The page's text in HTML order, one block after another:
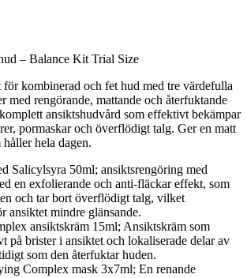
– Balance Kit Trial Size
kombinerad och fet hud med tre värdefulla
med rengörande, mattande och återfuktande
ansiktshudvård som effektivt bekämpar
pormaskar och överflödigt talg. Ger en matt
hela dagen.
Salicylsyra 50ml; ansiktsrengöring med
en exfolierande och anti-fläckar effekt, som
och tar bort överflödigt talg, vilket
ansiktet mindre glänsande.
ansiktskräm 15ml; Ansiktskräm som
på brister i ansiktet och lokaliserade delar av
som den återfuktar huden.
Complex mask 3x7ml; En renande